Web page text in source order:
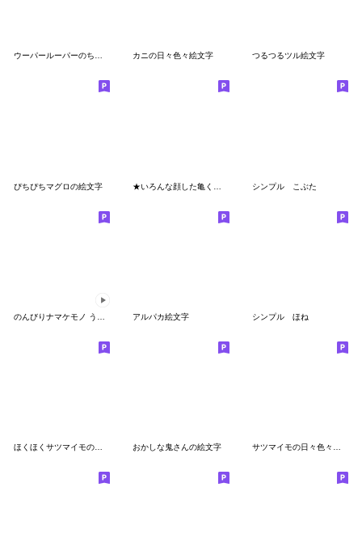
ウーパールーパーのちょこうぱ（文字あり） カニの日々色々絵文字 つるつるツル絵文字
ぴちぴちマグロの絵文字 シンプル こぶた
アルパカ絵文字 シンプル ほね
ほくほくサツマイモの絵文字 おかしな鬼さんの絵文字 サツマイモの日々色々絵文字（焼き芋多め）